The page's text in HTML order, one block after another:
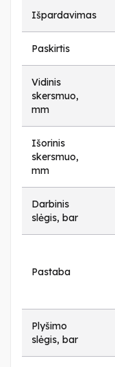
Išpardavimas
Paskirtis
Vidinis
skersmuo,
mm
Išorinis
skersmuo,
mm
Darbinis
slėgis, bar
Pastaba
Plyšimo
slėgis, bar